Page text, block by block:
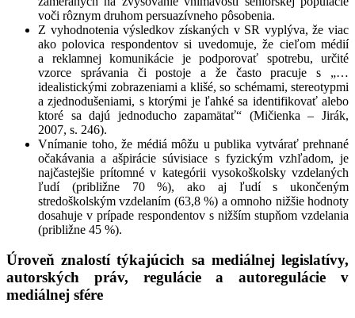
voči rôznym druhom persuazívneho pôsobenia.
Z vyhodnotenia výsledkov získaných v SR vyplýva, že viac
ako polovica respondentov si uvedomuje, že cieľom médií
a reklamnej komunikácie je podporovať spotrebu, určité
vzorce správania či postoje a že často pracuje s „…
idealistickými zobrazeniami a klišé, so schémami, stereotypmi
a zjednodušeniami, s ktorými je ľahké sa identifikovať alebo
ktoré sa dajú jednoducho zapamätať“ (Mičienka – Jirák,
2007, s. 246).
Vnímanie toho, že médiá môžu u publika vytvárať prehnané
očakávania a ašpirácie súvisiace s fyzickým vzhľadom, je
najčastejšie prítomné v kategórii vysokoškolsky vzdelaných
ľudí (približne 70 %), ako aj ľudí s ukončeným
stredoškolským vzdelaním (63,8 %) a omnoho nižšie hodnoty
dosahuje v prípade respondentov s nižším stupňom vzdelania
(približne 45 %).
Úroveň znalostí týkajúcich sa mediálnej legislatívy,
autorských práv, regulácie a autoregulácie v
mediálnej sfére